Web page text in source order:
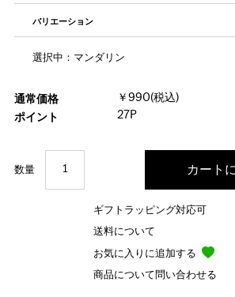
バリエーション
選択中：マンダリン
通常価格
￥990(税込)
ポイント
27P
数量
ギフトラッピング対応可
送料について
お気に入りに追加する
商品について問い合わせる